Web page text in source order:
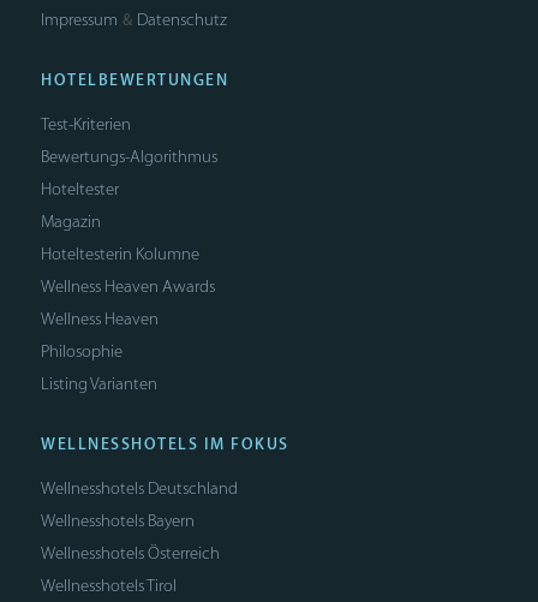
Impressum & Datenschutz
HOTELBEWERTUNGEN
Test-Kriterien
Bewertungs-Algorithmus
Hoteltester
Magazin
Hoteltesterin Kolumne
Wellness Heaven Awards
Wellness Heaven
Philosophie
Listing Varianten
WELLNESSHOTELS IM FOKUS
Wellnesshotels Deutschland
Wellnesshotels Bayern
Wellnesshotels Österreich
Wellnesshotels Tirol